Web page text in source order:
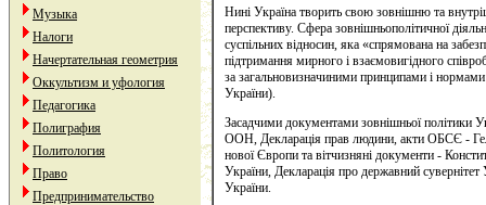
Музыка
Налоги
Начертательная геометрия
Оккультизм и уфология
Педагогика
Полиграфия
Политология
Право
Предпринимательство
Нині Україна творить свою зовнішню та
перспективу. Сфера зовнішньополітичної
суспільних відносин, яка «спрямована на
підтримання мирного і взаємовигідного
за загальновизначиними принципами і
України).
Засадчими документами зовнішньої політики
ООН, Декларація прав людини, акти ОБСЄ -
нової Європи та вітчизняні документи -
України, Декларація про державний
України.